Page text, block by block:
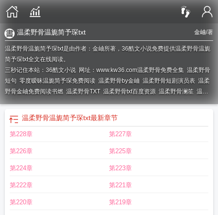
金岫/著
温柔野骨温旎简予琛txt
温柔野骨温旎简予琛txt是由作者：金岫所著，36酷文小说免费提供温柔野骨温旎
简予琛txt全文在线阅读。
三秒记住本站：36酷文小说 网址：www.kw36.com温柔野骨免费全集 温柔野骨
短句 零度暧昧温旎简予琛免费阅读 温柔野骨by金岫 温柔野骨短剧演员表 温柔
野骨金岫免费阅读书燃 温柔野骨TXT 温柔野骨txt百度资源 温柔野骨澜笙 温柔
野骨短剧第100集温柔野骨 金岫晋江温柔野骨在哪可以免费阅读温柔野骨金岫
免费阅读温柔野骨讲的是什么 温柔野骨 一世从欢
澜笙txt百度
骨全集完整版
温柔野骨金岫免费阅读全文温柔野骨金岫笔趣阁免费阅读
金岫全文免费阅读笔趣阁
温柔野骨金岫全文免费阅读
江温柔野骨晋江 温柔野骨(野骨温柔)txt温柔野骨有声书
金岫免费温柔野骨金岫免费阅读晋江 温柔野骨温旎简予琛免费阅读
温旎温柔野骨全文免费阅读 温柔野骨 温旎简予琛
温柔野骨温旎简予琛txt最新章节
第228章 第227章
第226章 第225章
第224章 第223章
第222章 第221章
第220章 第219章